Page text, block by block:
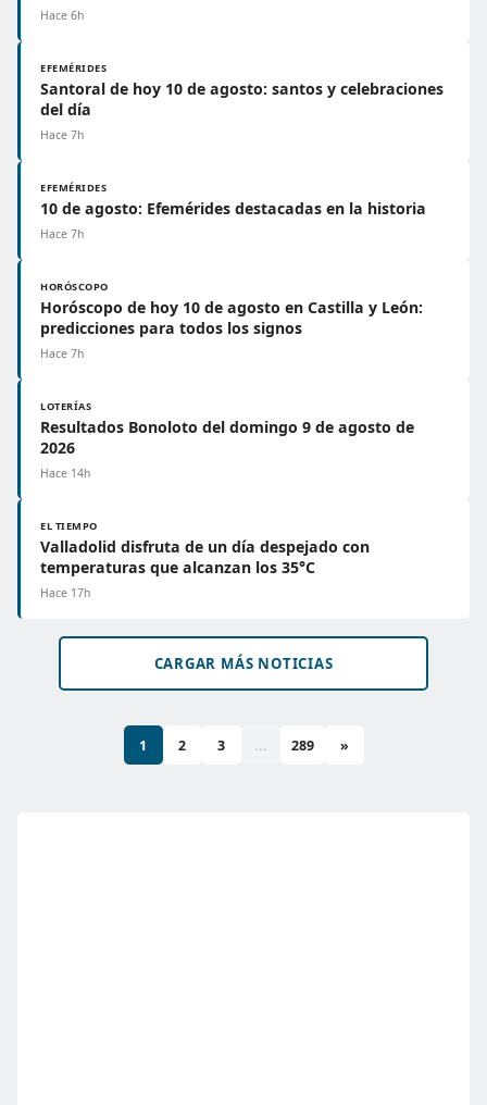
Hace 6h
EFEMÉRIDES
Santoral de hoy 10 de agosto: santos y celebraciones
del día
Hace 7h
EFEMÉRIDES
10 de agosto: Efemérides destacadas en la historia
Hace 7h
HORÓSCOPO
Horóscopo de hoy 10 de agosto en Castilla y León:
predicciones para todos los signos
Hace 7h
LOTERÍAS
Resultados Bonoloto del domingo 9 de agosto de
2026
Hace 14h
EL TIEMPO
Valladolid disfruta de un día despejado con
temperaturas que alcanzan los 35°C
Hace 17h
CARGAR MÁS NOTICIAS
1 2 3 ... 289 »